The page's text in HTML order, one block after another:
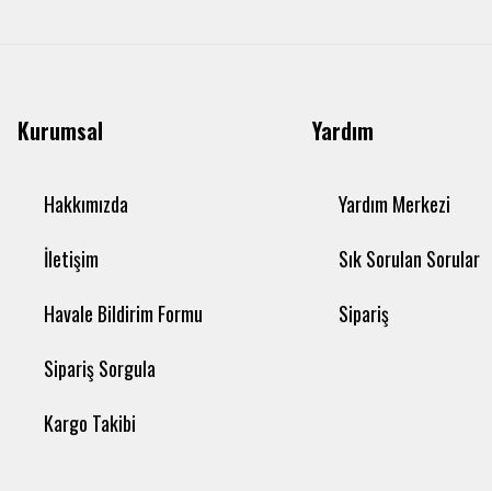
Kurumsal
Hakkımızda
İletişim
Havale Bildirim Formu
Sipariş Sorgula
Kargo Takibi
Yardım
Yardım Merkezi
Sık Sorulan Sorular
Sipariş